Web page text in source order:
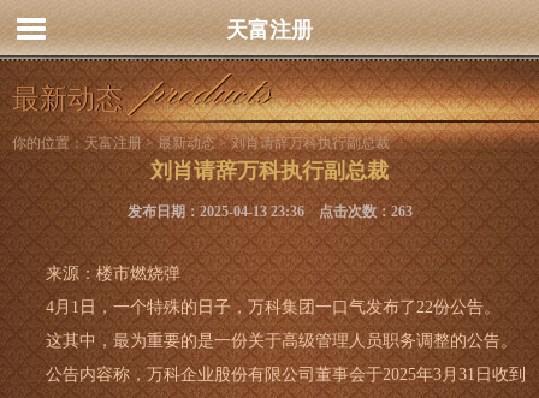
天富注册
最新动态
你的位置：天富注册>最新动态> 刘肖请辞万科执行副总裁
刘肖请辞万科执行副总裁
发布日期：2025-04-13 23:36 点击次数：263
来源：楼市燃烧弹
4月1日，一个特殊的日子，万科集团一口气发布了22份公告。
这其中，最为重要的是一份关于高级管理人员职务调整的公告。
公告内容称，万科企业股份有限公司董事会于2025年3月31日收到